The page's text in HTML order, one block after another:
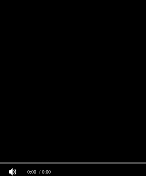
0:00 / 0:00